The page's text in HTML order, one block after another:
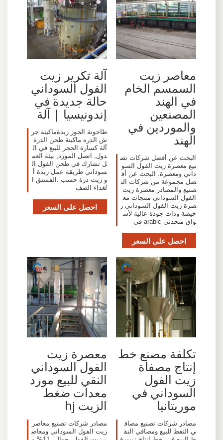
معاصر زيت
السمسم الخام
في الهند
المصنعين
والموردين في
الهند
البحث عن أفضل شركات تص
نيع معصرة زيت الفول السو
داني ومعصرة. البحث عن أف
ضل مجموعة من شركات الت
صنيع والمصادر معصرة زيت
الفول السوداني منتجات مع
صرة زيت الفول السوداني ر
خيصة وذات جودة عالية لأس
واق متحدثي arabic في
احصل على السعر
آلة تكرير زيت
الفول السوداني
حالة جديدة في
إندونيسيا | آلة
طاحونة الجوز زبدةماكينة جر
ش الذره ماكينة طحن الذرة
آلة كسارة الحجر للبيع في ال
دول, اتصل المورد, بيئة العم
ل تشارك في طحن الفول ال
سوداني طريقة عمل زبدة أ
و زيت ذرة حسب .الفستق ا
لغذاء الصف
احصل على السعر
تكلفة مصنع خط
إنتاج مصفاة
زيت الفول
السوداني في
موريتانيا
مصادر شركات تصنيع مصاف
ي النفط للبيع ومصافي النف
معصرة زيت
الفول السوداني
النقي للبيع مورد
معدات ضغط
الزيت hj
مصادر شركات تصنيع معاصر
زيت الفول السوداني ومعاص